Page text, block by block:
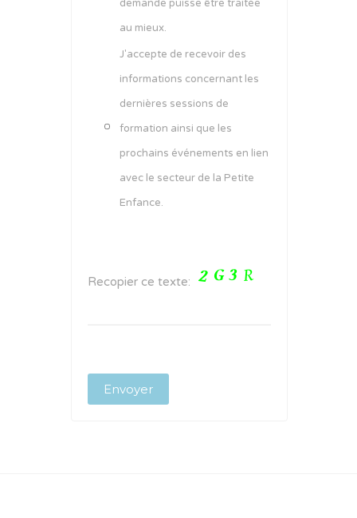
demande puisse être traitée
au mieux.
J'accepte de recevoir des
informations concernant les
dernières sessions de
formation ainsi que les
prochains événements en lien
avec le secteur de la Petite
Enfance.
Recopier ce texte: